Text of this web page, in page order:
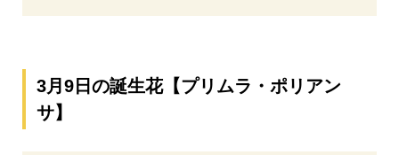
3月9日の誕生花【プリムラ・ポリアン
サ】